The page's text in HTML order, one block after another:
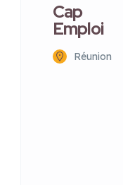
Cap
Emploi
Réunion